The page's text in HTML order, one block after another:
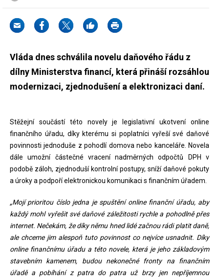
Vláda dnes schválila novelu daňového řádu z
dílny Ministerstva financí, která přináší rozsáhlou
modernizaci, zjednodušení a elektronizaci daní.
Stěžejní součástí této novely je legislativní ukotvení online
finančního úřadu, díky kterému si poplatníci vyřeší své daňové
povinnosti jednoduše z pohodlí domova nebo kanceláře. Novela
dále umožní částečné vracení nadměrných odpočtů DPH v
podobě záloh, zjednoduší kontrolní postupy, sníží daňové pokuty
a úroky a podpoří elektronickou komunikaci s finančním úřadem.
„Mojí prioritou číslo jedna je spuštění online finanční úřadu, aby
každý mohl vyřešit své daňové záležitosti rychle a pohodlně přes
internet. Nečekám, že díky němu hned lidé začnou rádi platit daně,
ale chceme jim alespoň tuto povinnost co nejvíce usnadnit. Díky
online finančnímu úřadu a této novele, která je jeho základovým
stavebním kamenem, budou nekonečné fronty na finančním
úřadě a pobíhání z patra do patra už brzy jen nepříjemnou